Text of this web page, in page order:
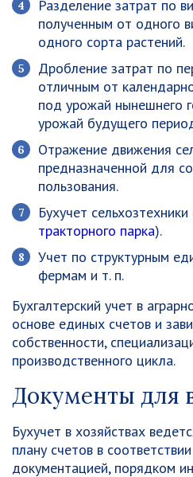
Разделение затрат по
полученным от одного
одного сорта растений.
Дробление затрат по
отличным от
под урожай нынешнего
урожай будущего
Отражение движения
предназначенной для
пользования.
Бухучет
тракторного парка).
Учет по структурным
фермам и т. п.
Бухгалтерский учет в
основе единых счетов и
собственности,
производственного цикла.
Документы для
Бухучет в хозяйствах
плану счетов в
документацией, порядком